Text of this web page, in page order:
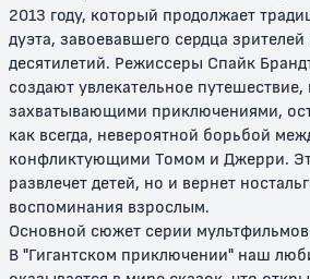
Том и Джерри в детстве
Том и
6+ 6+
2013 году, который продолжает
дуэта, завоевавшего сердца
десятилетий. Режиссеры Спайк
создают увлекательное
захватывающими приключениями,
как всегда, невероятной борьбой
конфликтующими Томом и Джерри.
развлечет детей, но и вернет
воспоминания взрослым.
Основной сюжет серии мультфильмов
В "Гигантском приключении" наш